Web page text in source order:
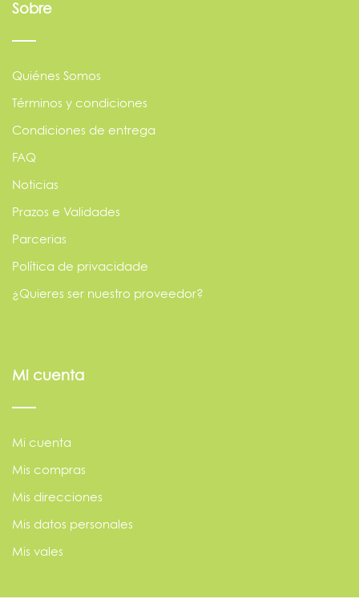
Sobre
Quiénes Somos
Términos y condiciones
Condiciones de entrega
FAQ
Noticias
Prazos e Validades
Parcerias
Política de privacidade
¿Quieres ser nuestro proveedor?
Mi cuenta
Mi cuenta
Mis compras
Mis direcciones
Mis datos personales
Mis vales